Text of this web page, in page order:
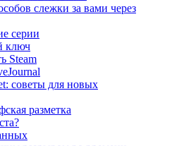
слежки за вами через
серии
ключ
Steam
советы для новых
разметка